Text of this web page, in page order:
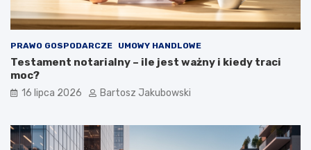
PRAWO GOSPODARCZE UMOWY HANDLOWE
Testament notarialny – ile jest ważny i kiedy traci
moc?
16 lipca 2026 Bartosz Jakubowski